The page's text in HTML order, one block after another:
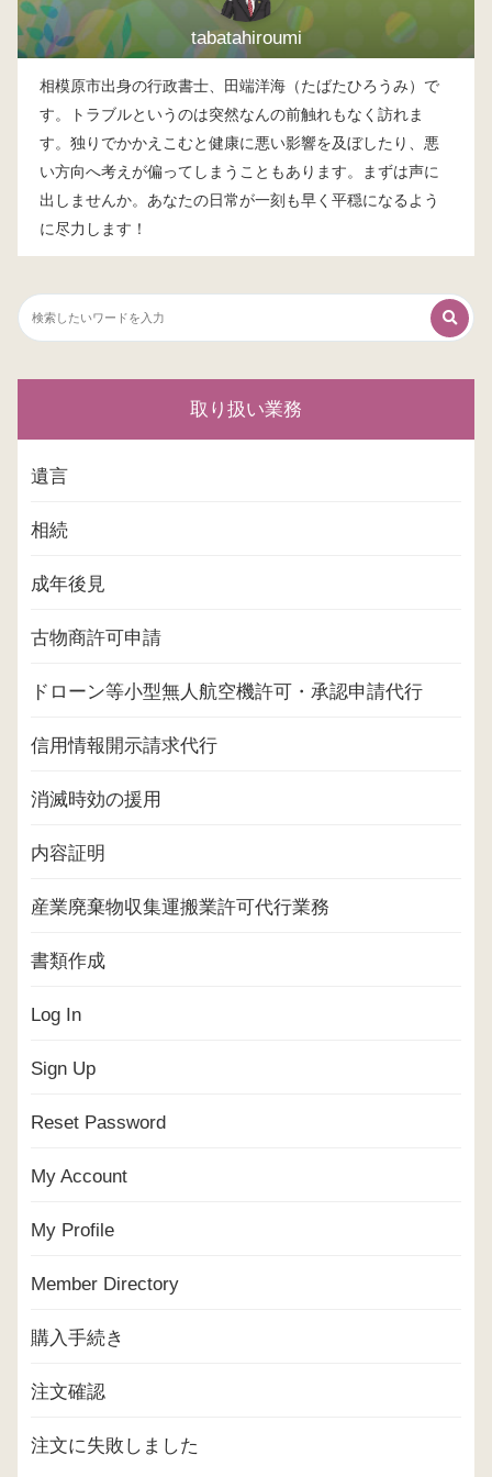
tabatahiroumi
相模原市出身の行政書士、田端洋海（たばたひろうみ）で
す。トラブルというのは突然なんの前触れもなく訪れま
す。独りでかかえこむと健康に悪い影響を及ぼしたり、悪
い方向へ考えが偏ってしまうこともあります。まずは声に
出しませんか。あなたの日常が一刻も早く平穏になるよう
に尽力します！
取り扱い業務
遺言
相続
成年後見
古物商許可申請
ドローン等小型無人航空機許可・承認申請代行
信用情報開示請求代行
消滅時効の援用
内容証明
産業廃棄物収集運搬業許可代行業務
書類作成
Log In
Sign Up
Reset Password
My Account
My Profile
Member Directory
購入手続き
注文確認
注文に失敗しました